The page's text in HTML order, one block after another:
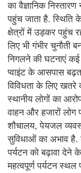
का वैज्ञानिक
पहुंच जाता है.
क्षेत्रों में उड़कर पहुंच
लिए भी गंभीर चुनौती
निगलने की घटनाएं
प्वाइंट के आसपास
विविधता के लिए खतरे
स्थानीय लोगों का
वाहन और हजारों लोग
शौचालय, पेयजल
सुविधाओं का अभाव है.
पर्यटन को बढ़ावा देने
महत्वपूर्ण पर्यटन